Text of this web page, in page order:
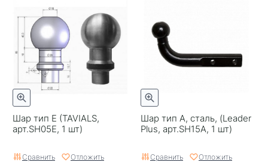
Шар тип E (TAVIALS,
арт.SН05E, 1 шт)
Сравнить Отложить
Шар тип А, сталь, (Leader
Plus, арт.SН15А, 1 шт)
Сравнить Отложить